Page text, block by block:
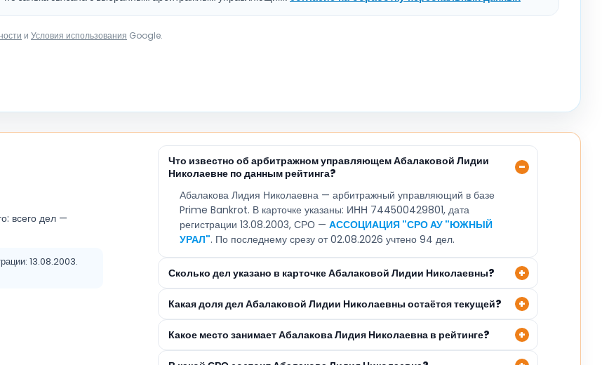
и Условия использования Google.
всего дел —
13.08.2003.
Что известно об арбитражном управляющем Абалаковой Лидии
Николаевне по данным рейтинга?
Абалакова Лидия Николаевна — арбитражный управляющий в базе
Prime Bankrot. В карточке указаны: ИНН 744500429801, дата
регистрации 13.08.2003, СРО — АССОЦИАЦИЯ "СРО АУ "ЮЖНЫЙ
УРАЛ". По последнему срезу от 02.08.2026 учтено 94 дел.
Сколько дел указано в карточке Абалаковой Лидии Николаевны?
Какая доля дел Абалаковой Лидии Николаевны остаётся текущей?
Какое место занимает Абалакова Лидия Николаевна в рейтинге?